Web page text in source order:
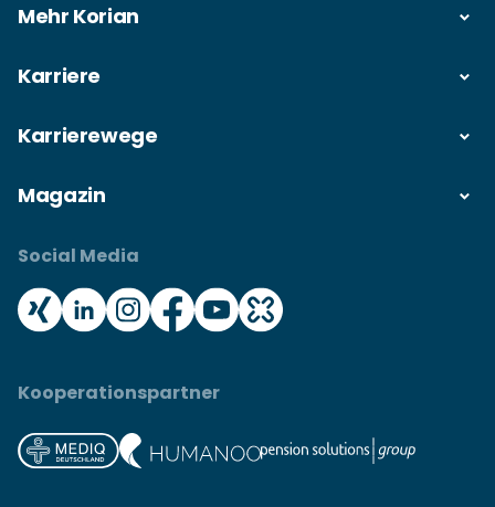
Mehr Korian
Karriere
Karrierewege
Magazin
Social Media
Kooperationspartner